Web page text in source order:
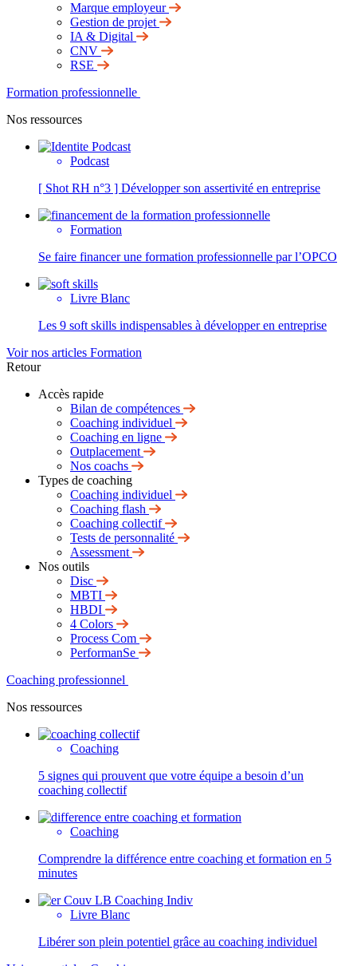
Marque employeur
Gestion de projet
IA & Digital
CNV
RSE
Formation professionnelle
Nos ressources
Podcast
[ Shot RH n°3 ] Développer son assertivité en entreprise
Formation
Se faire financer une formation professionnelle par l’OPCO
Livre Blanc
Les 9 soft skills indispensables à développer en entreprise
Voir nos articles Formation
Retour
Accès rapide
Bilan de compétences
Coaching individuel
Coaching en ligne
Outplacement
Nos coachs
Types de coaching
Coaching individuel
Coaching flash
Coaching collectif
Tests de personnalité
Assessment
Nos outils
Disc
MBTI
HBDI
4 Colors
Process Com
PerformanSe
Coaching professionnel
Nos ressources
Coaching
5 signes qui prouvent que votre équipe a besoin d’un
coaching collectif
Coaching
Comprendre la différence entre coaching et formation en 5
minutes
Livre Blanc
Libérer son plein potentiel grâce au coaching individuel